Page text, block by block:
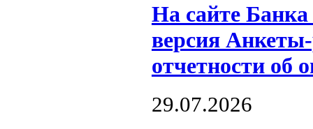
На сайте
версия
отчетности об
29.07.2026